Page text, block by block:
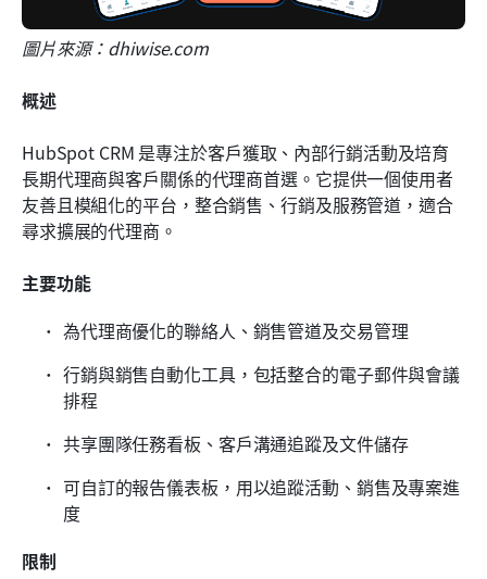
圖片來源：dhiwise.com
概述
HubSpot CRM 是專注於客戶獲取、內部行銷活動及培育
長期代理商與客戶關係的代理商首選。它提供一個使用者
友善且模組化的平台，整合銷售、行銷及服務管道，適合
尋求擴展的代理商。
主要功能
為代理商優化的聯絡人、銷售管道及交易管理
行銷與銷售自動化工具，包括整合的電子郵件與會議
排程
共享團隊任務看板、客戶溝通追蹤及文件儲存
可自訂的報告儀表板，用以追蹤活動、銷售及專案進
度
限制